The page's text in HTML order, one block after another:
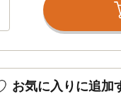
お気に入りに追加